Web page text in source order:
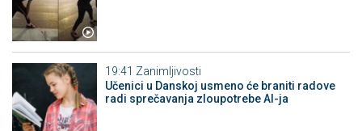
19:41 Zanimljivosti
Učenici u Danskoj usmeno će braniti radove
radi sprečavanja zloupotrebe AI-ja